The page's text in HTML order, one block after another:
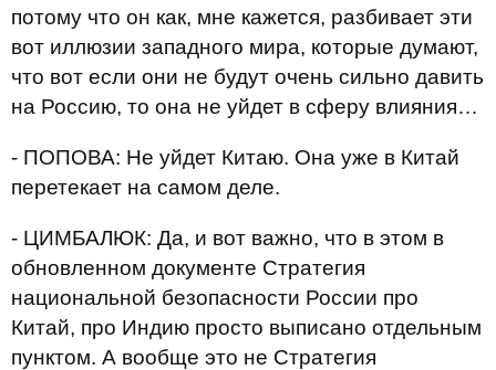
потому что он как, мне кажется, разбивает эти
вот иллюзии западного мира, которые думают,
что вот если они не будут очень сильно давить
на Россию, то она не уйдет в сферу влияния…
- ПОПОВА: Не уйдет Китаю. Она уже в Китай
перетекает на самом деле.
- ЦИМБАЛЮК: Да, и вот важно, что в этом в
обновленном документе Стратегия
национальной безопасности России про
Китай, про Индию просто выписано отдельным
пунктом. А вообще это не Стратегия